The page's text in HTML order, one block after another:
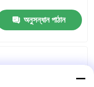
অনুসন্ধান পাঠান